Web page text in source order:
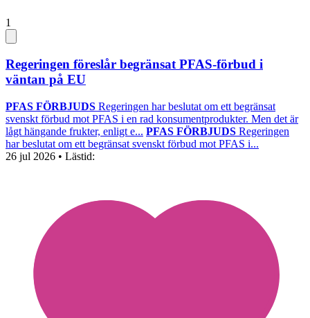
1
Regeringen föreslår begränsat PFAS-förbud i
väntan på EU
PFAS FÖRBJUDS Regeringen har beslutat om ett begränsat
svenskt förbud mot PFAS i en rad konsumentprodukter. Men det är
lågt hängande frukter, enligt e... PFAS FÖRBJUDS Regeringen
har beslutat om ett begränsat svenskt förbud mot PFAS i...
26 jul 2026 • Lästid: